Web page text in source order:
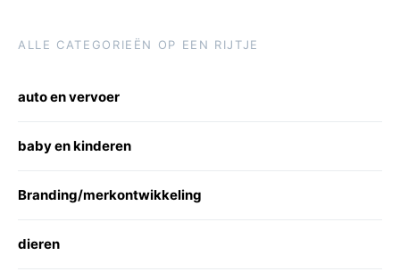
ALLE CATEGORIEËN OP EEN RIJTJE
auto en vervoer
baby en kinderen
Branding/merkontwikkeling
dieren